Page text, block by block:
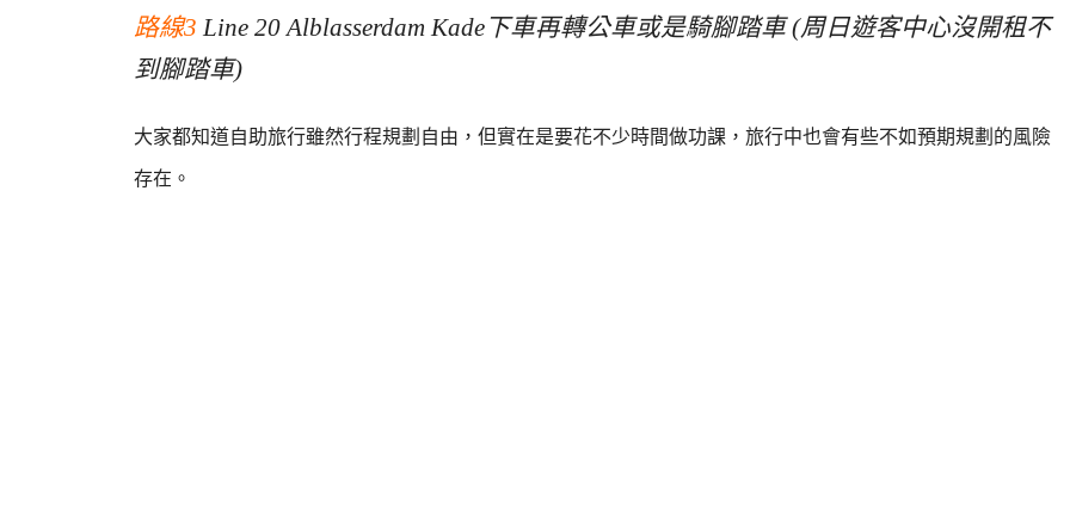
路線3 Line 20 Alblasserdam Kade下車再轉公車或是騎腳踏車 (周日遊客中心沒開租不
到腳踏車)
大家都知道自助旅行雖然行程規劃自由，但實在是要花不少時間做功課，旅行中也會有些不如預期規劃的風險
存在。